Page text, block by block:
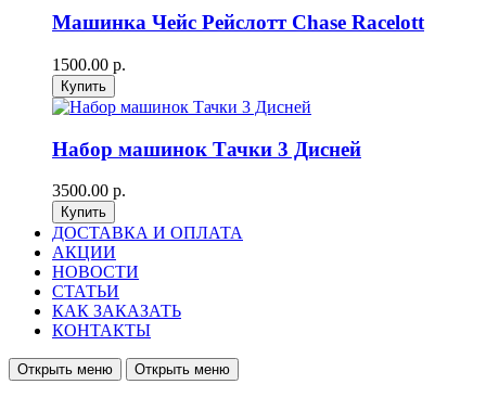
Машинка Чейс Рейслотт Chase Racelott
1500.00 р.
Набор машинок Тачки 3 Дисней
3500.00 р.
ДОСТАВКА И ОПЛАТА
АКЦИИ
НОВОСТИ
СТАТЬИ
КАК ЗАКАЗАТЬ
КОНТАКТЫ
Открыть меню Открыть меню